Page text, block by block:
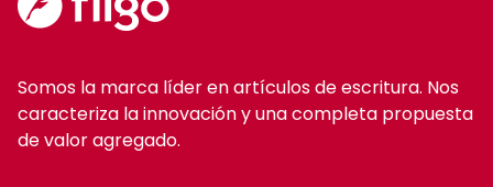
Somos la marca líder en artículos de escritura. Nos
caracteriza la innovación y una completa propuesta
de valor agregado.